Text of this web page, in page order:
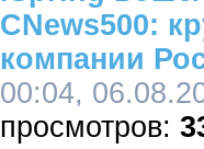
CNews500:
компании
00:04,